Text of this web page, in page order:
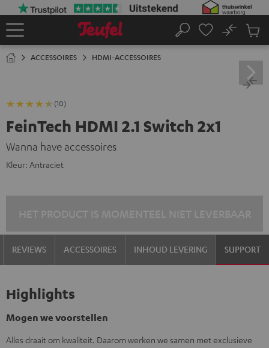
Home
Zoeken
No
ACCESSOIRES HDMI-ACCESSOIRES
(10)
FeinTech HDMI 2.1 Switch 2x1
Wanna have accessoires
Kleur: Antraciet
REVIEWS ACCESSOIRES INHOUD LEVERING SUPPORT
Highlights
Mogen we voorstellen
Alles draait om kwaliteit. Daarom werken we samen met exclusieve